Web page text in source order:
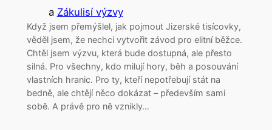
a Zákulisí výzvy
Když jsem přemýšlel, jak pojmout Jizerské tisícovky,
věděl jsem, že nechci vytvořit závod pro elitní běžce.
Chtěl jsem výzvu, která bude dostupná, ale přesto
silná. Pro všechny, kdo milují hory, běh a posouvání
vlastních hranic. Pro ty, kteří nepotřebují stát na
bedně, ale chtějí něco dokázat – především sami
sobě. A právě pro ně vznikly…